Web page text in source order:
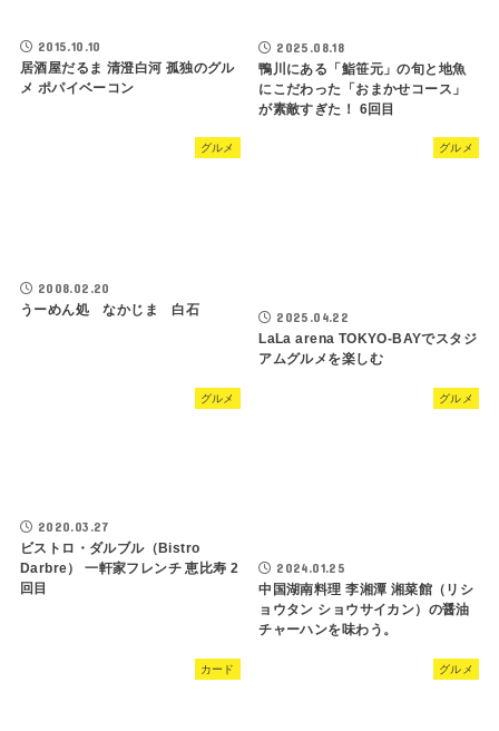
2015.10.10
居酒屋だるま 清澄白河 孤独のグル
メ ポパイベーコン
2025.08.18
鴨川にある「鮨笹元」の旬と地魚
にこだわった「おまかせコース」
が素敵すぎた！ 6回目
グルメ
2008.02.20
うーめん処 なかじま 白石
グルメ
2025.04.22
LaLa arena TOKYO-BAYでスタジ
アムグルメを楽しむ
グルメ
2020.03.27
ビストロ・ダルブル（Bistro
Darbre） 一軒家フレンチ 恵比寿 2
回目
グルメ
2024.01.25
中国湖南料理 李湘潭 湘菜館（リシ
ョウタン ショウサイカン）の醤油
チャーハンを味わう。
カード グルメ